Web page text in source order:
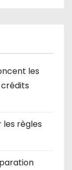
les
règles